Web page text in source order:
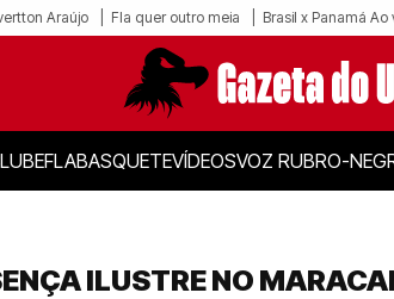
Araújo Fla quer outro meia Brasil x Panamá
FLABASQUETEVÍDEOSVOZ RUBRO-
ILUSTRE NO